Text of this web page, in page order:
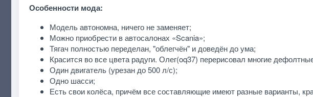
Особенности мода:
Модель автономна, ничего не заменяет;
Можно приобрести в автосалонах «Scania»;
Тягач полностью переделан, "облегчён" и доведён до ума;
Красится во все цвета радуги. Олег(oq37) перерисовал многие
Один двигатель (урезан до 500 л/с);
Одно шасси;
Есть свои колёса, причём все составляющие имеют разные варианты,